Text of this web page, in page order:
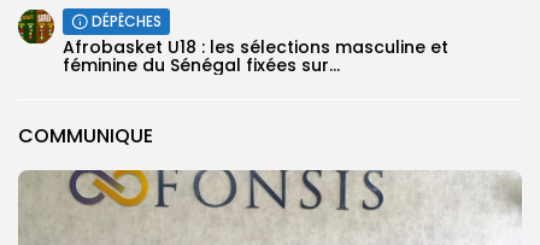
COMMUNIQUE
DÉPÊCHES
‎Afrobasket U18 : les sélections masculine et
féminine du Sénégal fixées sur...